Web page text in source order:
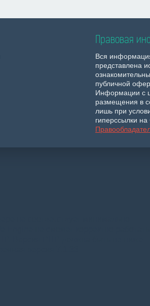
Правовая
Вся
представлена
публичной
Информации с
размещения в
лишь при
гиперссылки на